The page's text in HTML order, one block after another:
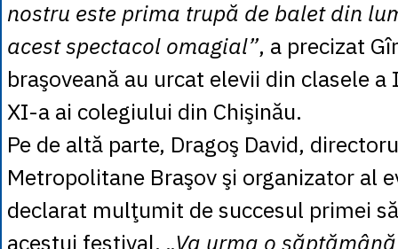
nostru este prima trupă de balet din
acest spectacol omagial”, a precizat
braşoveană au urcat elevii din clasele a
XI-a ai colegiului din Chişinău.
Pe de altă parte, Dragoş David,
Metropolitane Braşov şi organizator al
declarat mulţumit de succesul primei
acestui festival. „Va urma o